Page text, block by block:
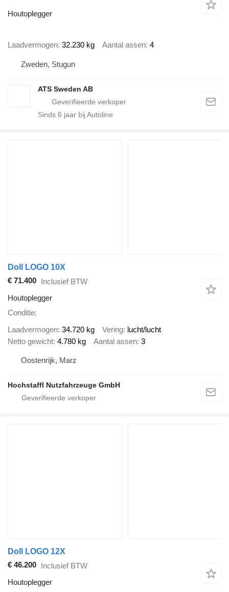
Houtoplegger
Laadvermogen 32.230 kg Aantal assen 4
Zweden, Stugun
ATS Sweden AB
Sinds 6 jaar bij Autoline
Doll LOGO 10X
€ 71.400 Inclusief BTW
Houtoplegger
Conditie
Laadvermogen 34.720 kg Vering lucht/lucht
Netto gewicht 4.780 kg Aantal assen 3
Oostenrijk, Marz
Hochstaffl Nutzfahrzeuge GmbH
Doll LOGO 12X
€ 46.200 Inclusief BTW
Houtoplegger